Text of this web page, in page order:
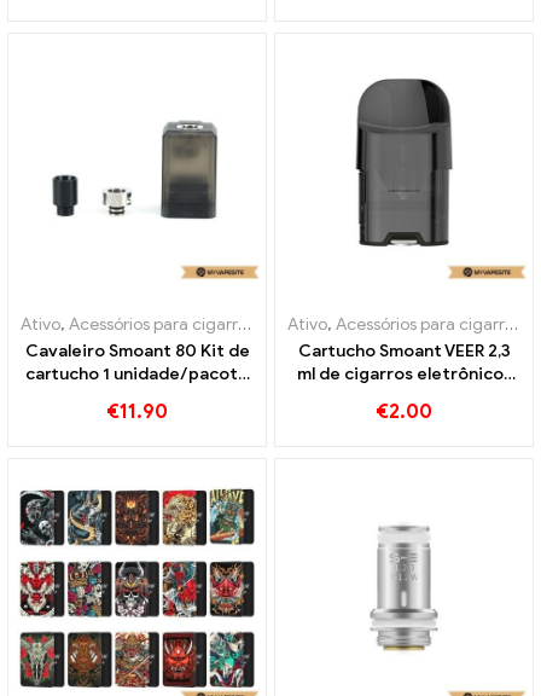
Ativo, Acessórios para cigarros eletrônicos ,Evaporador
Cavaleiro Smoant 80 Kit de
cartucho 1 unidade/pacote
atacado丨Personalizado
€11.90
Ativo, Acessórios para cigarros eletrônicos
Cartucho Smoant VEER 2,3
ml de cigarros eletrônicos
€2.00